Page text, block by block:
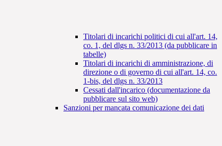
Titolari di incarichi politici di cui all'art. 14,
co. 1, del dlgs n. 33/2013 (da pubblicare in
tabelle)
Titolari di incarichi di amministrazione, di
direzione o di governo di cui all'art. 14, co.
1-bis, del dlgs n. 33/2013
Cessati dall'incarico (documentazione da
pubblicare sul sito web)
Sanzioni per mancata comunicazione dei dati